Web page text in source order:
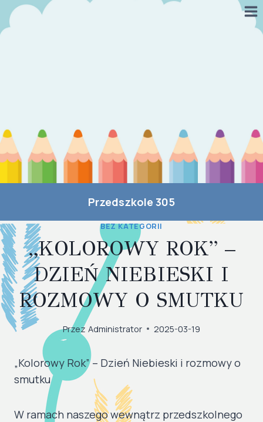
Przejdź
do
Przedszkole 305
BEZ KATEGORII
„KOLOROWY ROK” –
DZIEŃ NIEBIESKI I
ROZMOWY O SMUTKU
Przez Administrator 2025-03-19
„Kolorowy Rok” – Dzień Niebieski i rozmowy o
smutku
W ramach naszego wewnątrz przedszkolnego